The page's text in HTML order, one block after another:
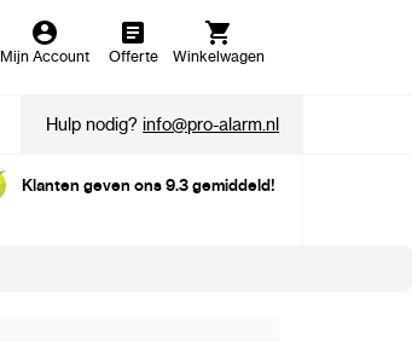
Mijn Account Offerte Winkelwagen
Hulp nodig?info@pro-alarm.nl
Klanten geven ons 9.3 gemiddeld!